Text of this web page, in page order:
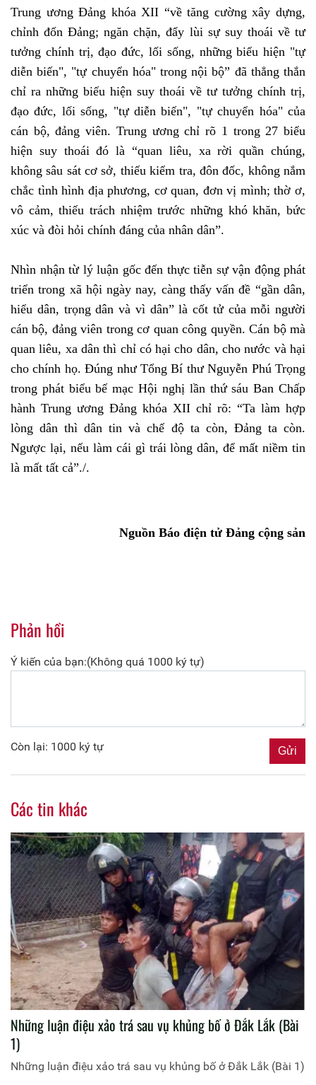
Trung ương Đảng khóa XII “về tăng cường xây dựng,
chỉnh đốn Đảng; ngăn chặn, đẩy lùi sự suy thoái về tư
tưởng chính trị, đạo đức, lối sống, những biểu hiện "tự
diễn biến", "tự chuyển hóa" trong nội bộ” đã thẳng thắn
chỉ ra những biểu hiện suy thoái về tư tưởng chính trị,
đạo đức, lối sống, "tự diễn biến", "tự chuyển hóa" của
cán bộ, đảng viên. Trung ương chỉ rõ 1 trong 27 biểu
hiện suy thoái đó là “quan liêu, xa rời quần chúng,
không sâu sát cơ sở, thiếu kiểm tra, đôn đốc, không nắm
chắc tình hình địa phương, cơ quan, đơn vị mình; thờ ơ,
vô cảm, thiếu trách nhiệm trước những khó khăn, bức
xúc và đòi hỏi chính đáng của nhân dân”.
Nhìn nhận từ lý luận gốc đến thực tiễn sự vận động phát
triển trong xã hội ngày nay, càng thấy vấn đề “gần dân,
hiểu dân, trọng dân và vì dân” là cốt tử của mỗi người
cán bộ, đảng viên trong cơ quan công quyền. Cán bộ mà
quan liêu, xa dân thì chỉ có hại cho dân, cho nước và hại
cho chính họ. Đúng như Tổng Bí thư Nguyễn Phú Trọng
trong phát biểu bế mạc Hội nghị lần thứ sáu Ban Chấp
hành Trung ương Đảng khóa XII chỉ rõ: “Ta làm hợp
lòng dân thì dân tin và chế độ ta còn, Đảng ta còn.
Ngược lại, nếu làm cái gì trái lòng dân, để mất niềm tin
là mất tất cả”./.
Nguồn Báo điện tử Đảng cộng sản
Phản hồi
Ý kiến của bạn:(Không quá 1000 ký tự)
Còn lại: 1000 ký tự
Các tin khác
Những luận điệu xảo trá sau vụ khủng bố ở Đắk Lắk (Bài
1)
Những luận điệu xảo trá sau vụ khủng bố ở Đắk Lắk (Bài 1)